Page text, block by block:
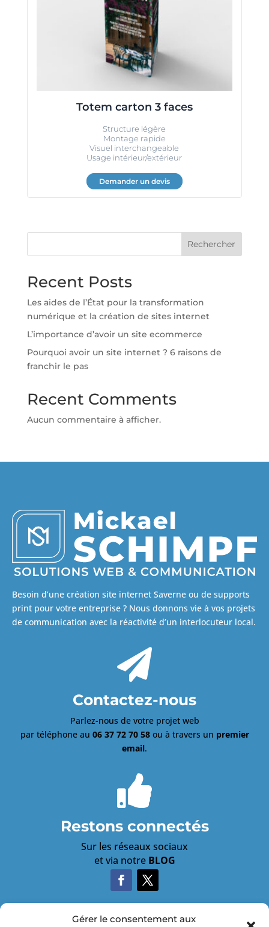
Gérer le consentement aux
Totem carton 3 faces
Structure légère
Montage rapide
Visuel interchangeable
Usage intérieur/extérieur
Demander un devis
Rechercher
Recent Posts
Les aides de l’État pour la transformation
numérique et la création de sites internet
L’importance d’avoir un site ecommerce
Pourquoi avoir un site internet ? 6 raisons de
franchir le pas
Recent Comments
Aucun commentaire à afficher.
Besoin d’une création site internet Saverne ou de supports
print pour votre entreprise ? Nous donnons vie à vos projets
de communication avec la réactivité d’un interlocuteur local.

Contactez-nous
Parlez-nous de votre projet web
par téléphone au 06 37 72 70 58ou à travers un premier
email.

Restons connectés
Sur les réseaux sociaux
et via notre BLOG